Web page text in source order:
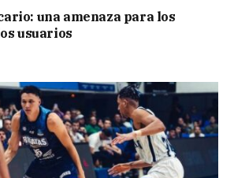
una amenaza para los
usuarios